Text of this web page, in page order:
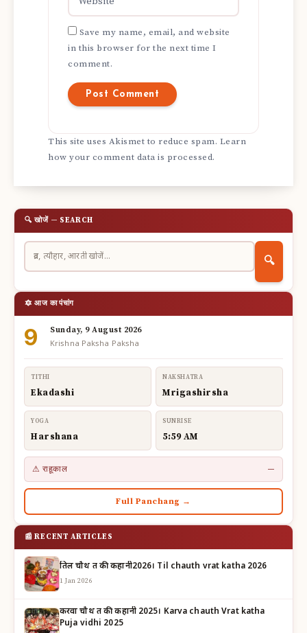
Save my name, email, and website
in this browser for the next time I
comment.
This site uses Akismet to reduce spam. Learn
how your comment data is processed.
🔍 खोजें — SEARCH
🔍
🔯 आज का पंचांग
9 Sunday, 9 August 2026
Krishna Paksha Paksha
TITHI
Ekadashi
NAKSHATRA
Mrigashirsha
YOGA
Harshana
SUNRISE
5:59 AM
⚠ राहूकाल —
Full Panchang →
📰 RECENT ARTICLES
तिल चौथ व्रत की कहानी2026। Til chauth vrat katha 2026
1 Jan 2026
करवा चौथ व्रत की कहानी 2025। Karva chauth Vrat katha
Puja vidhi 2025